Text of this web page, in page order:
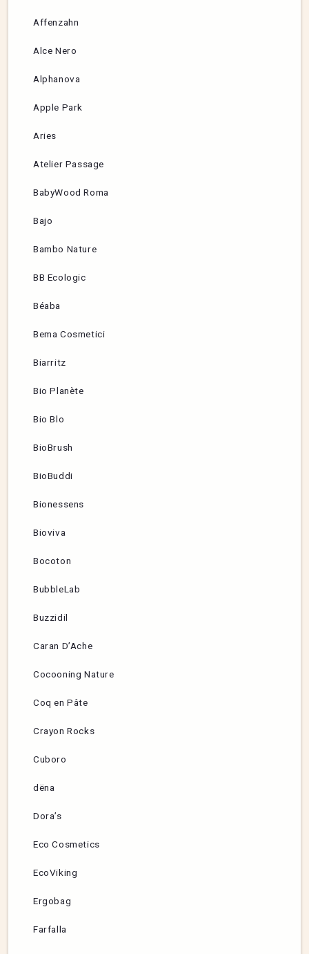
Affenzahn
Alce Nero
Alphanova
Apple Park
Aries
Atelier Passage
BabyWood Roma
Bajo
Bambo Nature
BB Ecologic
Béaba
Bema Cosmetici
Biarritz
Bio Planète
Bio Blo
BioBrush
BioBuddi
Bionessens
Bioviva
Bocoton
BubbleLab
Buzzidil
Caran D’Ache
Cocooning Nature
Coq en Pâte
Crayon Rocks
Cuboro
dëna
Dora’s
Eco Cosmetics
EcoViking
Ergobag
Farfalla